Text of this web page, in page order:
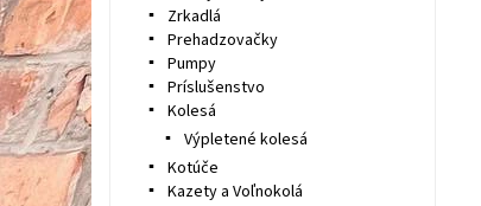
Zrkadlá
Prehadzovačky
Pumpy
Príslušenstvo
Kolesá
Výpletené kolesá
Kotúče
Kazety a Voľnokolá